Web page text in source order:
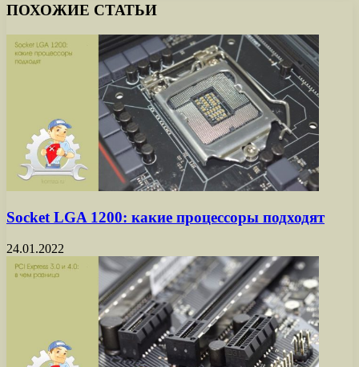
ПОХОЖИЕ СТАТЬИ
Socket LGA 1200: какие процессоры подходят
24.01.2022